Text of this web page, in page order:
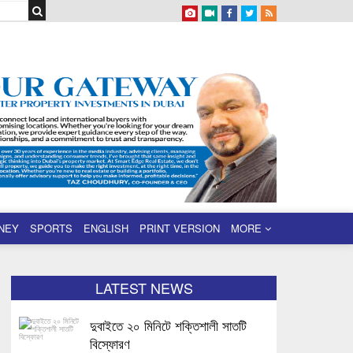
SPORTS ENGLISH PRINT VERSION MORE
LATEST NEWS
দুবাইতে ২০ মিনিটে শক্তিশালী সাতটি
বিস্ফোরণ